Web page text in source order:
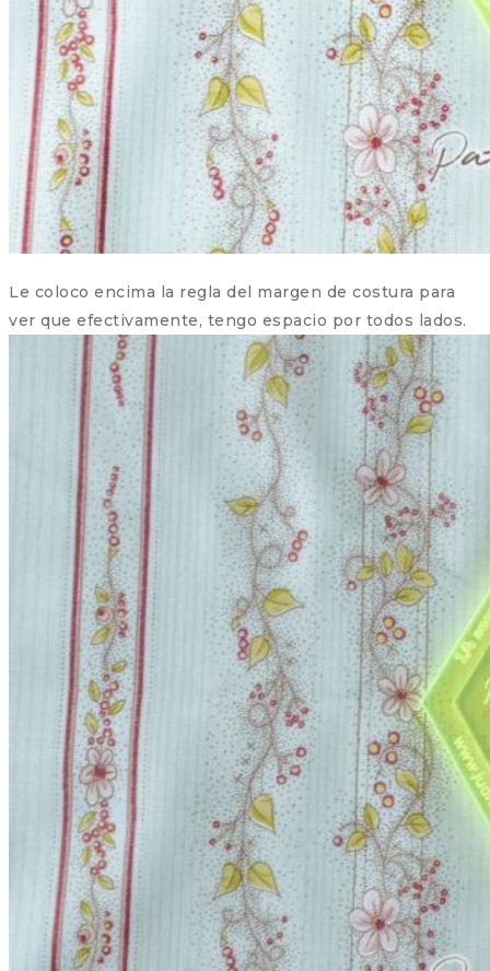
Le coloco encima la regla del margen de costura para
ver que efectivamente, tengo espacio por todos lados.